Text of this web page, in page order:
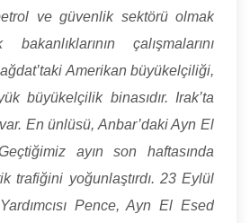
ve güvenlik sektörü olmak
çalışmalarını
Amerikan büyükelçiliği,
büyükelçilik binasıdır. Irak’ta
En ünlüsü, Anbar’daki Ayn El
ayın son haftasında
trafiğini yoğunlaştırdı. 23 Eylül
Pence, Ayn El Esed